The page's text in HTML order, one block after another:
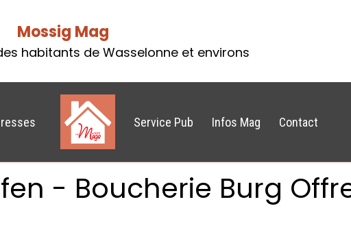
Mossig Mag
habitants de Wasselonne et environs
Service Pub Infos Mag Contact
- Boucherie Burg